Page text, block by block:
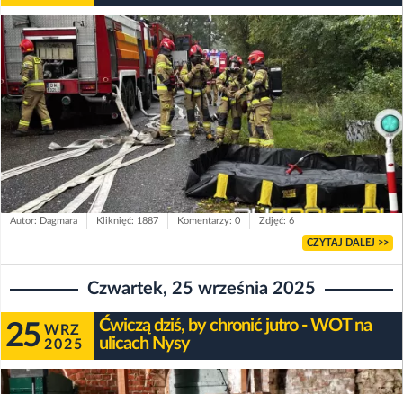
Autor: Dagmara Kliknięć: 1887 Komentarzy: 0 Zdjęć: 6
CZYTAJ DALEJ >>
Czwartek, 25 września 2025
25 WRZ
2025
Ćwiczą dziś, by chronić jutro - WOT na
ulicach Nysy